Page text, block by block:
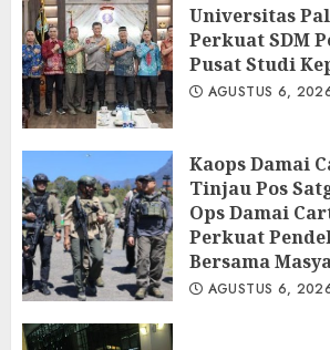
Universitas
Perkuat SDM
Pusat Studi
AGUSTUS 6,
Kaops Damai
Tinjau Pos
Ops Damai
Perkuat
Bersama
AGUSTUS 6,